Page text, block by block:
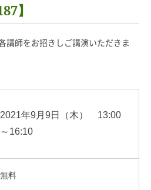
】
講師をお招きしご講演いただきま
2021年9月9日（木） 13:00
～16:10
無料